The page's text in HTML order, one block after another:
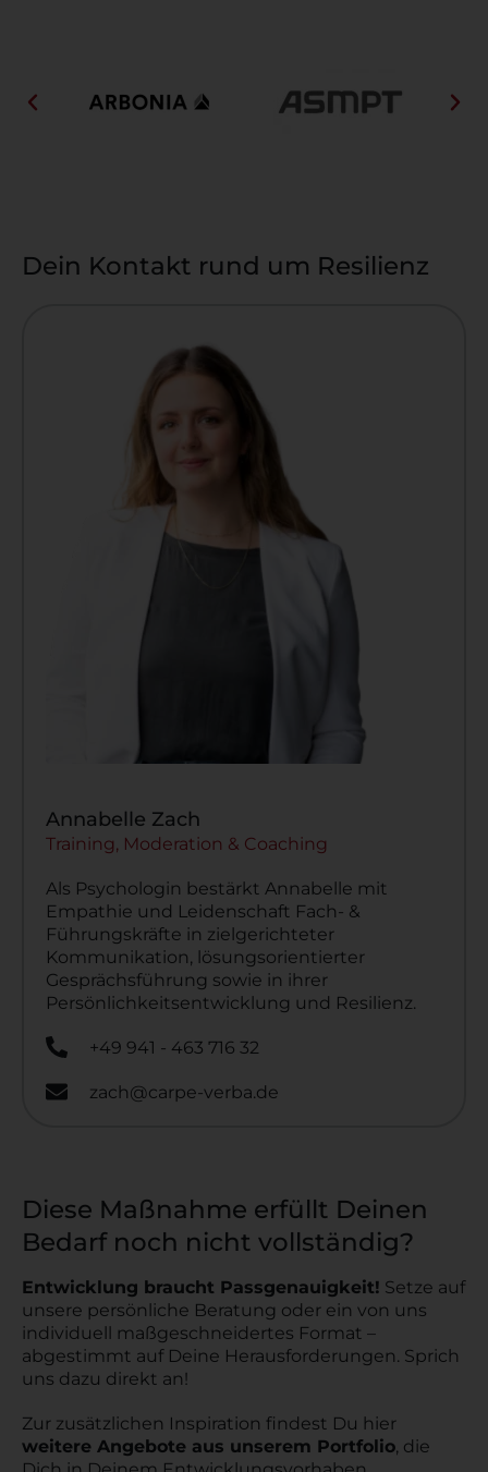
Dein Kontakt rund um Resilienz
Annabelle Zach
Training, Moderation & Coaching
Als Psychologin bestärkt Annabelle mit
Empathie und Leidenschaft Fach- &
Führungskräfte in zielgerichteter
Kommunikation, lösungsorientierter
Gesprächsführung sowie in ihrer
Persönlichkeitsentwicklung und Resilienz.
+49 941 - 463 716 32
zach@carpe-verba.de
Diese Maßnahme erfüllt Deinen
Bedarf noch nicht vollständig?
Entwicklung braucht Passgenauigkeit! Setze auf
unsere persönliche Beratung oder ein von uns
individuell maßgeschneidertes Format –
abgestimmt auf Deine Herausforderungen. Sprich
uns dazu direkt an!
Zur zusätzlichen Inspiration findest Du hier
weitere Angebote aus unserem Portfolio, die